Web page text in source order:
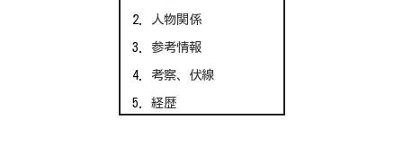
人物関係
参考情報
考察、伏線
経歴